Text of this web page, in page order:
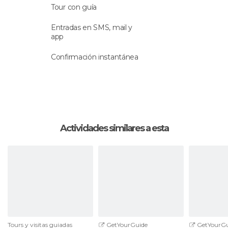
de la ciudad, el famoso
Una vez que hayas completado el recorrido
regresarás al punto de encuentro.
Idioma
Tour con guía
Entradas en SMS, mail y
app
Confirmación instantánea
Actividades similares a esta
Tours y visitas guiadas GetYourGuide